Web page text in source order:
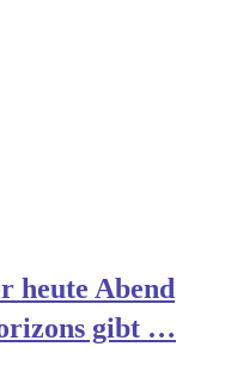
heute Abend
gibt …